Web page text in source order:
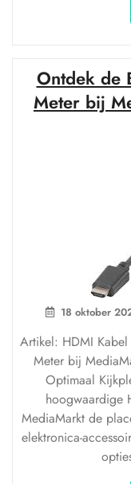
Ontdek de
Meter bij
18 oktober
Artikel: HDMI
Meter bij
Optimaal
hoogwaardige
MediaMarkt de
elektronica-